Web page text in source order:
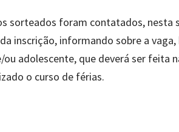
sorteados foram contatados,
inscrição, informando sobre a
adolescente, que deverá ser feita
o curso de férias.